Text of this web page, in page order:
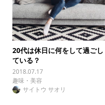
20代は休日に何をして過ごし
ている？
2018.07.17
趣味・美容
サイトウ サオリ